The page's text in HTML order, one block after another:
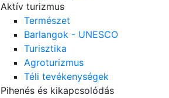
Aktív turizmus
Természet
Barlangok - UNESCO
Turisztika
Agroturizmus
Téli tevékenységek
Pihenés és kikapcsolódás